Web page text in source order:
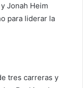
Jonah Heim
para liderar la
tres carreras y